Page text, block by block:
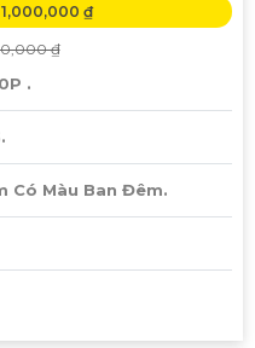
1,000,000 ₫
₫
.
Có Màu Ban Đêm.